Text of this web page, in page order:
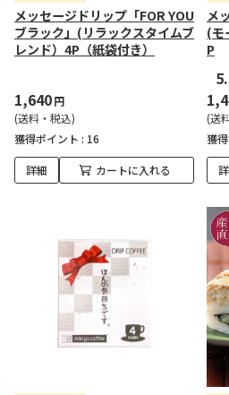
メッセージドリップ「FOR YOU
ブラック」(リラックスタイムブ
レンド）4P（紙袋付き）
1,640円
(送料・税込)
獲得ポイント : 16
詳細 カートに入れる
メ
(モ
P
(送
獲